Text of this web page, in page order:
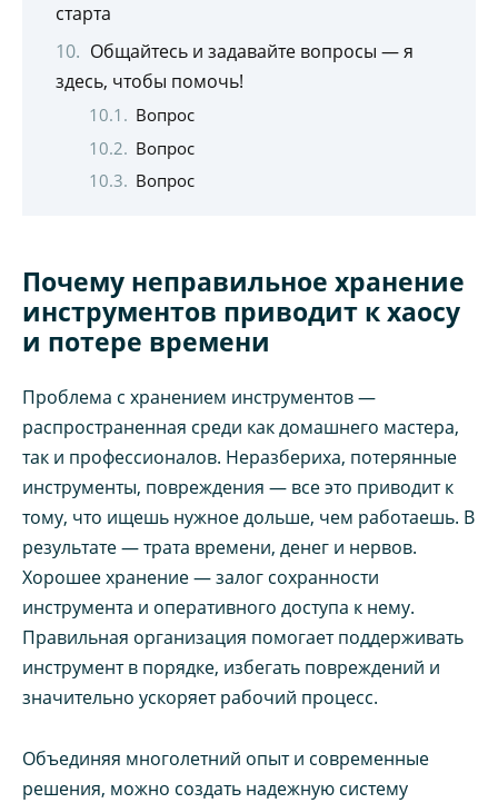
старта
Общайтесь и задавайте вопросы — я
здесь, чтобы помочь!
Вопрос
Вопрос
Вопрос
Почему неправильное хранение
инструментов приводит к хаосу
и потере времени
Проблема с хранением инструментов —
распространенная среди как домашнего мастера,
так и профессионалов. Неразбериха, потерянные
инструменты, повреждения — все это приводит к
тому, что ищешь нужное дольше, чем работаешь. В
результате — трата времени, денег и нервов.
Хорошее хранение — залог сохранности
инструмента и оперативного доступа к нему.
Правильная организация помогает поддерживать
инструмент в порядке, избегать повреждений и
значительно ускоряет рабочий процесс.
Объединяя многолетний опыт и современные
решения, можно создать надежную систему